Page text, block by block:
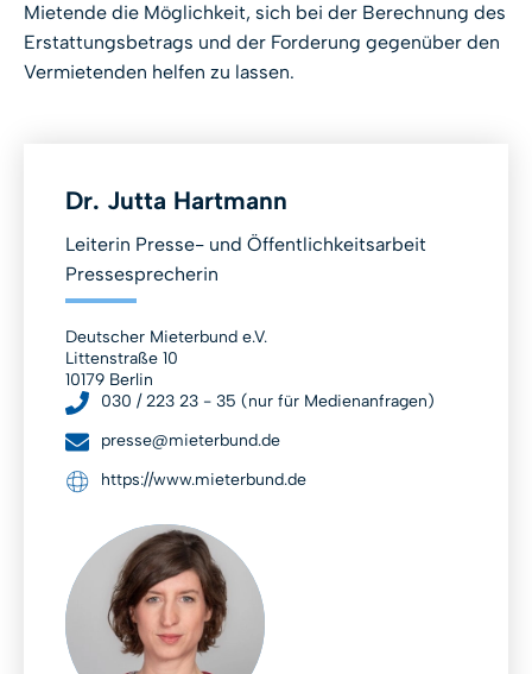
Mietende die Möglichkeit, sich bei der Berechnung des
Erstattungsbetrags und der Forderung gegenüber den
Vermietenden helfen zu lassen.
Dr. Jutta Hartmann
Leiterin Presse- und Öffentlichkeitsarbeit
Pressesprecherin
Deutscher Mieterbund e.V.
Littenstraße 10
10179 Berlin
030 / 223 23 - 35 (nur für Medienanfragen)
presse@mieterbund.de
https://www.mieterbund.de